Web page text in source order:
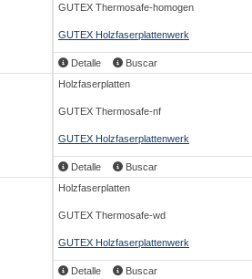
GUTEX Thermosafe-homogen
GUTEX Holzfaserplattenwerk
Detalle Buscar
Holzfaserplatten
GUTEX Thermosafe-nf
GUTEX Holzfaserplattenwerk
Detalle Buscar
Holzfaserplatten
GUTEX Thermosafe-wd
GUTEX Holzfaserplattenwerk
Detalle Buscar